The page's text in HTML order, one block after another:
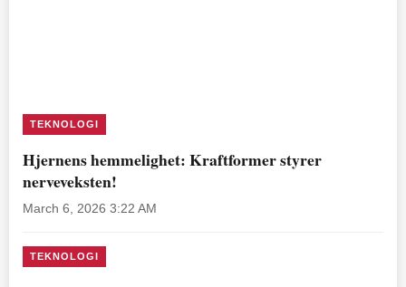
TEKNOLOGI
Hjernens hemmelighet: Kraftformer styrer
nerveveksten!
March 6, 2026 3:22 AM
TEKNOLOGI